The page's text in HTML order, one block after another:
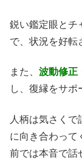
鋭い鑑定眼とチ
で、状況を好転
また、 波動修正
し、復縁をサポ
人柄は気さくで
に向き合わって
前では本音で話